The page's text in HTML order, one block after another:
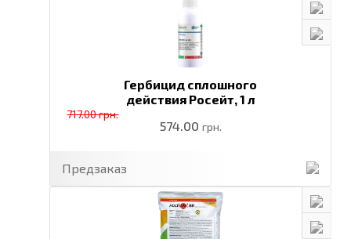
Гербицид сплошного
действия Росейт,1 л
574.00 грн.
717.00 грн.
Предзаказ